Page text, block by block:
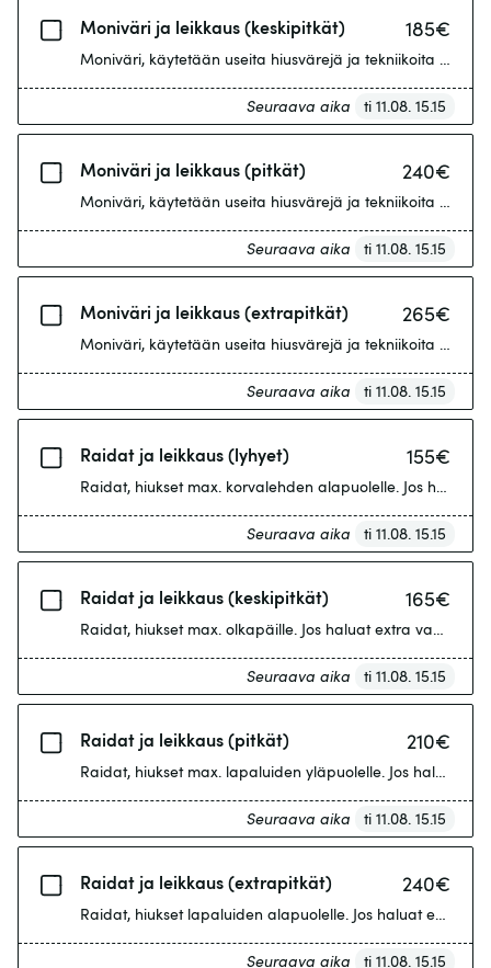
Moniväri ja leikkaus (keskipitkät) 185€
Moniväri, käytetään useita hiusvärejä ja tekniikoita
Seuraava aika ti 11.08. 15.15
Moniväri ja leikkaus (pitkät) 240€
Moniväri, käytetään useita hiusvärejä ja tekniikoita
Seuraava aika ti 11.08. 15.15
Moniväri ja leikkaus (extrapitkät) 265€
Moniväri, käytetään useita hiusvärejä ja tekniikoita
Seuraava aika ti 11.08. 15.15
Raidat ja leikkaus (lyhyet) 155€
Raidat, hiukset
Seuraava aika ti 11.08. 15.15
Raidat ja leikkaus (keskipitkät) 165€
Raidat, hiukset max. olkapäille. Jos haluat extra vaalean
Seuraava aika ti 11.08. 15.15
Raidat ja leikkaus (pitkät) 210€
Raidat, hiukset max. lapaluiden yläpuolelle. Jos haluat
Seuraava aika ti 11.08. 15.15
Raidat ja leikkaus (extrapitkät) 240€
Raidat, hiukset lapaluiden alapuolelle. Jos haluat extra
Seuraava aika ti 11.08. 15.15